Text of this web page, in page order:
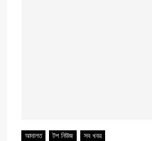
আদালত টপ নিউজ সব খবর